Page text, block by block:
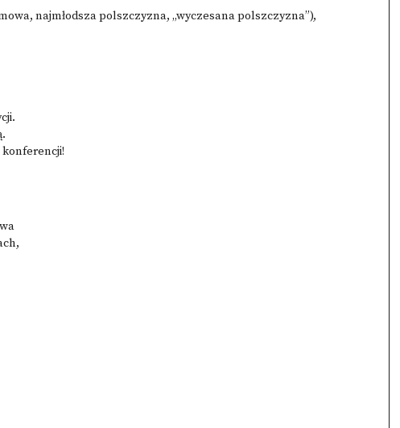
najmłodsza polszczyzna, „wyczesana polszczyzna”),
konferencji!